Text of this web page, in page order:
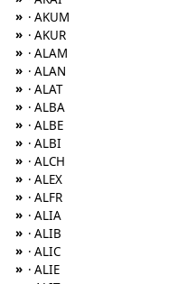
» · AKUM
» · AKUR
» · ALAM
» · ALAN
» · ALAT
» · ALBA
» · ALBE
» · ALBI
» · ALCH
» · ALEX
» · ALFR
» · ALIA
» · ALIB
» · ALIC
» · ALIE